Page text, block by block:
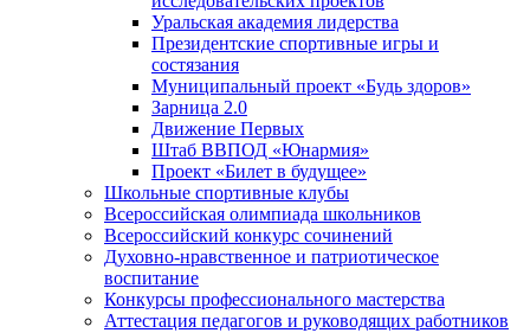
Уральская академия лидерства
Президентские спортивные игры и
состязания
Муниципальный проект «Будь здоров»
Зарница 2.0
Движение Первых
Штаб ВВПОД «Юнармия»
Проект «Билет в будущее»
Школьные спортивные клубы
Всероссийская олимпиада школьников
Всероссийский конкурс сочинений
Духовно-нравственное и патриотическое
воспитание
Конкурсы профессионального мастерства
Аттестация педагогов и руководящих работников